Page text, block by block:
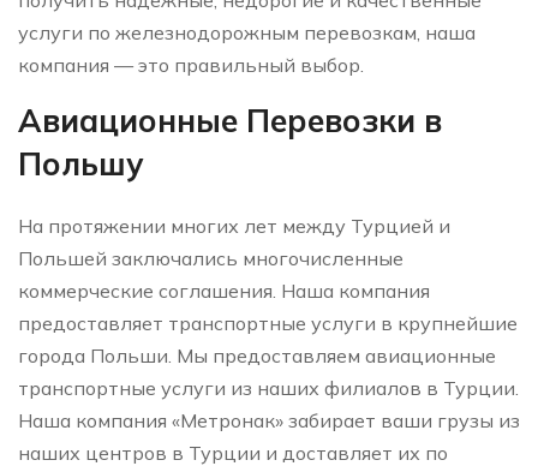
услуги по железнодорожным перевозкам, наша
компания — это правильный выбор.
Авиационные Перевозки в
Польшу
На протяжении многих лет между Турцией и
Польшей заключались многочисленные
коммерческие соглашения. Наша компания
предоставляет транспортные услуги в крупнейшие
города Польши. Мы предоставляем авиационные
транспортные услуги из наших филиалов в Турции.
Наша компания «Метронак» забирает ваши грузы из
наших центров в Турции и доставляет их по